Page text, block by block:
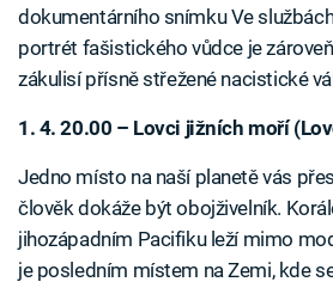
dokumentárního snímku Ve
portrét fašistického vůdce je
zákulisí přísně střežené nacistické
1. 4. 20.00 – Lovci jižních moří
Jedno místo na naší planetě vás
člověk dokáže být obojživelník.
jihozápadním Pacifiku leží mimo
je posledním místem na Zemi, kde